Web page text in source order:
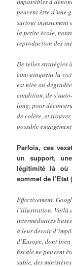
peuvent être d’une
surtout injustement
la petite école,
reproduction des
De telles stratégies
convainquent la
est niée ou
condition, de
long, pour
de colère, et
possible
Parfois, ces
un support,
légitimité là où
sommet de
Effectivement.
l’illustration. Voilà
intermédiaires
à leur devoir
d’Europe, dont
fiscale ne peuvent
subie, des